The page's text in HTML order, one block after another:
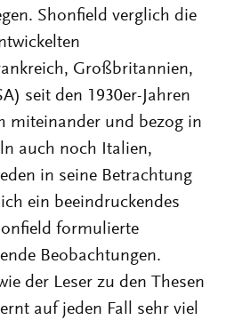
Shonfield verglich die
Großbritannien,
seit den 1930er-Jahren
miteinander und bezog in
auch noch Italien,
in seine Betrachtung
ein beeindruckendes
formulierte
Beobachtungen.
der Leser zu den Thesen
auf jeden Fall sehr viel